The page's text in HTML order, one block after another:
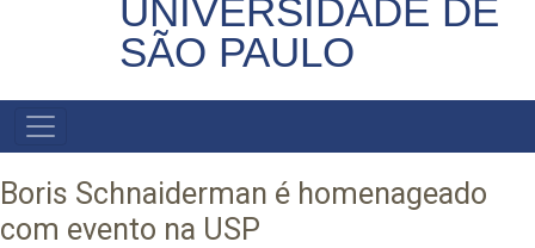
UNIVERSIDADE DE
SÃO PAULO
NAVEGADOR
PRINCIPAL
Boris Schnaiderman é homenageado
com evento na USP